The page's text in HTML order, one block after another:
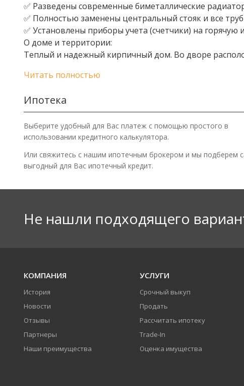
✅ Разведены современные биметаллические
✅ Полностью заменены центральный стояк и все
✅ Установлены приборы учета (счетчики) на горячую
О доме и территории:
Теплый и надежный кирпичный дом. Во дворе
Читать полностью
Ипотека
Выберите удобный для Вас платеж с помощью простого в
использовании кредитного калькулятора.
Или свяжитесь с нашим ипотечным брокером и мы подберем
выгодный для Вас ипотечный кредит.
Не нашли подходящего
КОМПАНИЯ
История
Новости
Отзывы
Партнеры
Наши преимущества
УСЛУГИ
Срочный выкуп
Продать
Рассчитать ипотеку
Trade-In
Оценка имущества